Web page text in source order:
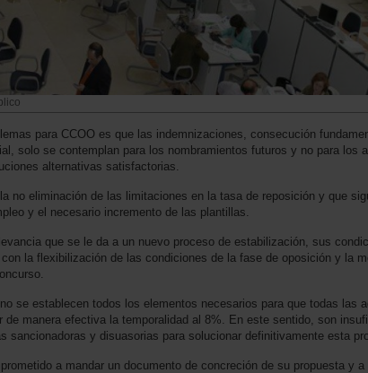
para CCOO es que las indemnizaciones, consecución
solo se contemplan para los nombramientos futuros y no para los
alternativas satisfactorias.
no eliminación de las limitaciones en la tasa de reposición y que
y el necesario incremento de las plantillas.
que se le da a un nuevo proceso de estabilización, sus
la flexibilización de las condiciones de la fase de oposición y la
se establecen todos los elementos necesarios para que todas las
de manera efectiva la temporalidad al 8%. En este sentido, son
sancionadoras y disuasorias para solucionar definitivamente esta
a mandar un documento de concreción de su propuesta y